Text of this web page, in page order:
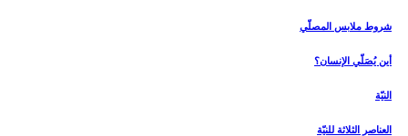
شروط ملابس المصلّي
أين يُصَلّي الإنسان؟
النيّة
العناصر الثلاثة للنيّة